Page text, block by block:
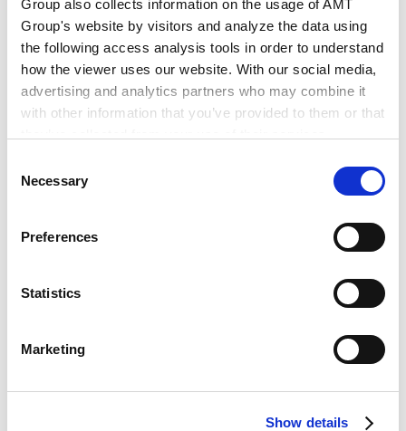
Group also collects information on the usage of AMT
Group's website by visitors and analyze the data using
the following access analysis tools in order to understand
how the viewer uses our website. With our social media,
advertising and analytics partners who may combine it
with other information that you’ve provided to them or that
Google Analytics, Google Search Console
Marketo
link]
HubSpot
Selection
Necessary
Preferences
Statistics
Marketing
Show details
驻ASEAN企业高管谋求的并购战略的洞察与实
践
2025.05.15
2024.07.31